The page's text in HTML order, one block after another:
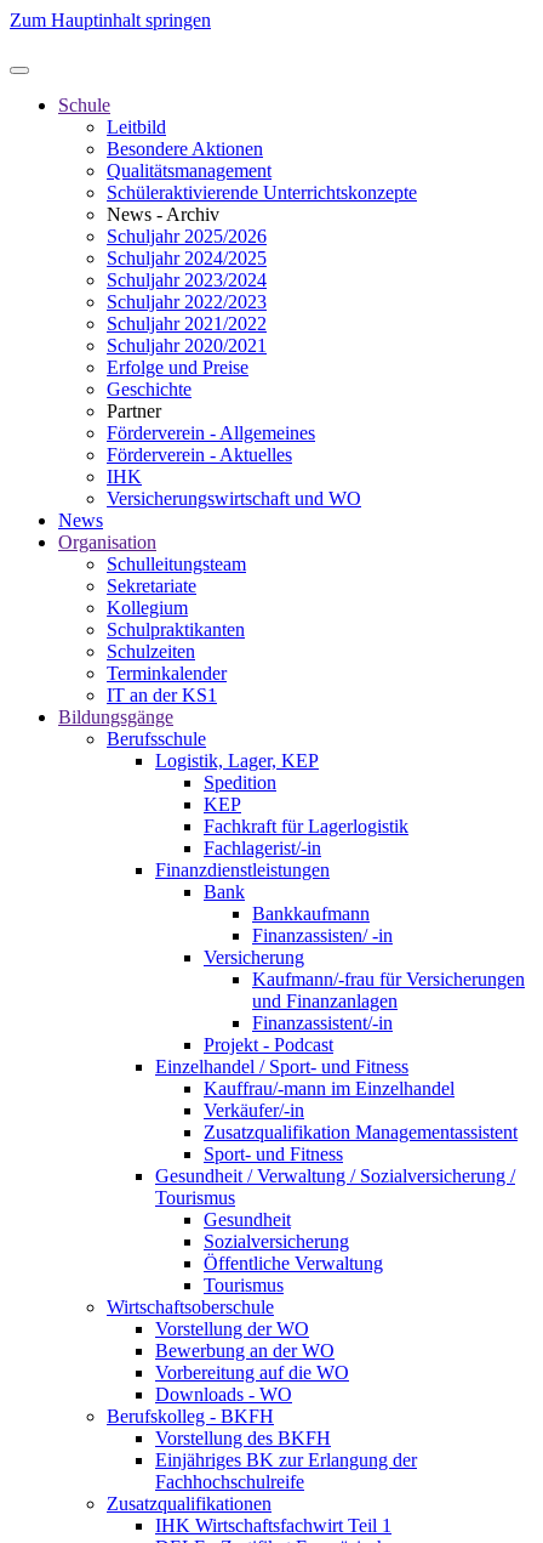
Zum Hauptinhalt springen
Schule
Leitbild
Besondere Aktionen
Qualitätsmanagement
Schüleraktivierende Unterrichtskonzepte
News - Archiv
Schuljahr 2025/2026
Schuljahr 2024/2025
Schuljahr 2023/2024
Schuljahr 2022/2023
Schuljahr 2021/2022
Schuljahr 2020/2021
Erfolge und Preise
Geschichte
Partner
Förderverein - Allgemeines
Förderverein - Aktuelles
IHK
Versicherungswirtschaft und WO
News
Organisation
Schulleitungsteam
Sekretariate
Kollegium
Schulpraktikanten
Schulzeiten
Terminkalender
IT an der KS1
Bildungsgänge
Berufsschule
Logistik, Lager, KEP
Spedition
KEP
Fachkraft für Lagerlogistik
Fachlagerist/-in
Finanzdienstleistungen
Bank
Bankkaufmann
Finanzassisten/ -in
Versicherung
Kaufmann/-frau für Versicherungen
und Finanzanlagen
Finanzassistent/-in
Projekt - Podcast
Einzelhandel / Sport- und Fitness
Kauffrau/-mann im Einzelhandel
Verkäufer/-in
Zusatzqualifikation Managementassistent
Sport- und Fitness
Gesundheit / Verwaltung / Sozialversicherung /
Tourismus
Gesundheit
Sozialversicherung
Öffentliche Verwaltung
Tourismus
Wirtschaftsoberschule
Vorstellung der WO
Bewerbung an der WO
Vorbereitung auf die WO
Downloads - WO
Berufskolleg - BKFH
Vorstellung des BKFH
Einjähriges BK zur Erlangung der
Fachhochschulreife
Zusatzqualifikationen
IHK Wirtschaftsfachwirt Teil 1